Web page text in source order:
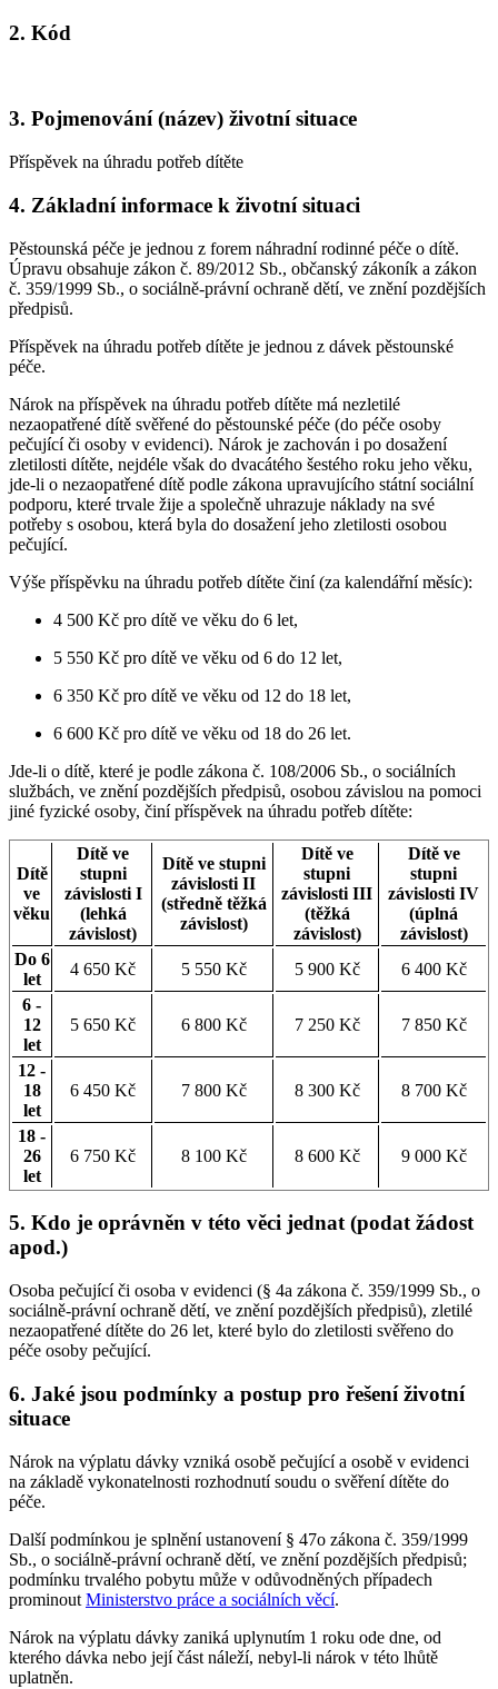
2. Kód
3. Pojmenování (název) životní situace
Příspěvek na úhradu potřeb dítěte
4. Základní informace k životní situaci
Pěstounská péče je jednou z forem náhradní rodinné péče o dítě.
Úpravu obsahuje zákon č. 89/2012 Sb., občanský zákoník a zákon
č. 359/1999 Sb., o sociálně-právní ochraně dětí, ve znění pozdějších
předpisů.
Příspěvek na úhradu potřeb dítěte je jednou z dávek pěstounské
péče.
Nárok na příspěvek na úhradu potřeb dítěte má nezletilé
nezaopatřené dítě svěřené do pěstounské péče (do péče osoby
pečující či osoby v evidenci). Nárok je zachován i po dosažení
zletilosti dítěte, nejdéle však do dvacátého šestého roku jeho věku,
jde-li o nezaopatřené dítě podle zákona upravujícího státní sociální
podporu, které trvale žije a společně uhrazuje náklady na své
potřeby s osobou, která byla do dosažení jeho zletilosti osobou
pečující.
Výše příspěvku na úhradu potřeb dítěte činí (za kalendářní měsíc):
4 500 Kč pro dítě ve věku do 6 let,
5 550 Kč pro dítě ve věku od 6 do 12 let,
6 350 Kč pro dítě ve věku od 12 do 18 let,
6 600 Kč pro dítě ve věku od 18 do 26 let.
Jde-li o dítě, které je podle zákona č. 108/2006 Sb., o sociálních
službách, ve znění pozdějších předpisů, osobou závislou na pomoci
jiné fyzické osoby, činí příspěvek na úhradu potřeb dítěte:
Dítě
ve
věku
Dítě ve
stupni
závislosti I
(lehká
závislost)
Dítě ve stupni
závislosti II
(středně těžká
závislost)
Dítě ve
stupni
závislosti III
(těžká
závislost)
Dítě ve
stupni
závislosti IV
(úplná
závislost)
Do 6
let
4 650 Kč 5 550 Kč 5 900 Kč
6 400 Kč
6 -
12
let
5 650 Kč 6 800 Kč 7 250 Kč 7 850 Kč
12 -
18
let
6 450 Kč 7 800 Kč 8 300 Kč 8 700 Kč
18 -
26
let
6 750 Kč 8 100 Kč 8 600 Kč 9 000 Kč
5. Kdo je oprávněn v této věci jednat (podat žádost
apod.)
Osoba pečující či osoba v evidenci (§ 4a zákona č. 359/1999 Sb., o
sociálně-právní ochraně dětí, ve znění pozdějších předpisů), zletilé
nezaopatřené dítěte do 26 let, které bylo do zletilosti svěřeno do
péče osoby pečující.
6. Jaké jsou podmínky a postup pro řešení životní
situace
Nárok na výplatu dávky vzniká osobě pečující a osobě v evidenci
na základě vykonatelnosti rozhodnutí soudu o svěření dítěte do
péče.
Další podmínkou je splnění ustanovení § 47o zákona č. 359/1999
Sb., o sociálně-právní ochraně dětí, ve znění pozdějších předpisů;
podmínku trvalého pobytu může v odůvodněných případech
prominout Ministerstvo práce a sociálních věcí.
Nárok na výplatu dávky zaniká uplynutím 1 roku ode dne, od
kterého dávka nebo její část náleží, nebyl-li nárok v této lhůtě
uplatněn.